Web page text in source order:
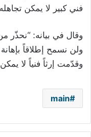
فني كبير لا يمكن
وقال في بيانه: “نحذّر
ولن نسمح إطلاقاً بإهانة
وقدّمت إرثاً فنياً لا
main